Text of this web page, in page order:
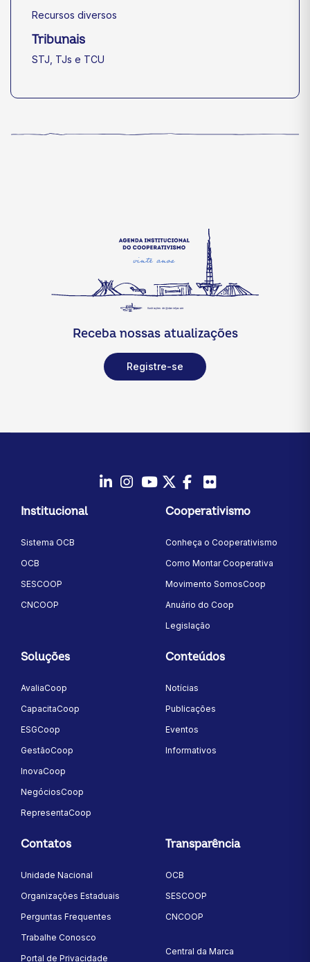
Recursos diversos
Tribunais
STJ, TJs e TCU
Receba nossas atualizações
Registre-se
Instagram
YoutubeTwitter/X
Facebook
Institucional
Sistema OCB
OCB
SESCOOP
CNCOOP
Cooperativismo
Conheça o Cooperativismo
Como Montar Cooperativa
Movimento SomosCoop
Anuário do Coop
Legislação
Soluções
AvaliaCoop
CapacitaCoop
ESGCoop
GestãoCoop
InovaCoop
NegóciosCoop
RepresentaCoop
Conteúdos
Notícias
Publicações
Eventos
Informativos
Contatos
Unidade Nacional
Organizações Estaduais
Perguntas Frequentes
Trabalhe Conosco
Portal de Privacidade
Transparência
OCB
SESCOOP
CNCOOP
Central da Marca